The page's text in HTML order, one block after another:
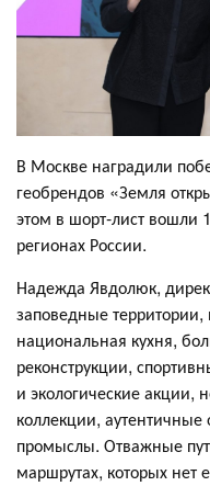
В Москве наградили
геобрендов «Земля
этом в шорт-лист
регионах России.
Надежда Явдолюк,
заповедные
национальная кухня,
реконструкции,
и экологические
коллекции,
промыслы. Отважные
маршрутах, которых